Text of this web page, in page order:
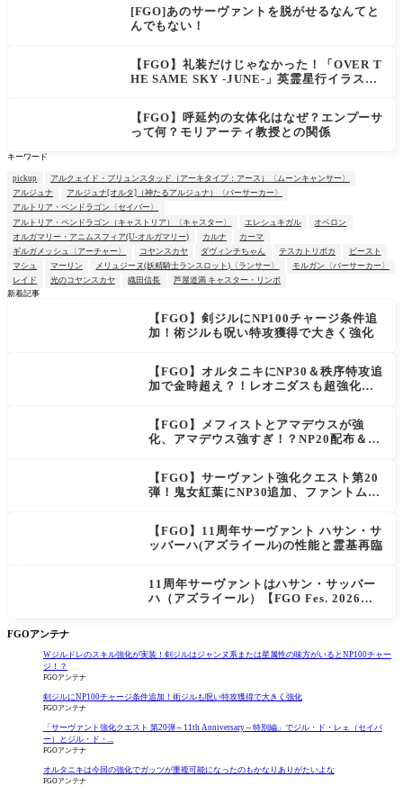
[FGO]あのサーヴァントを脱がせるなんてと
んでもない！
【FGO】礼装だけじゃなかった！「OVER T
HE SAME SKY -JUNE-」英霊星行イラスト
【FGO】呼延灼の女体化はなぜ？エンプーサ
って何？モリアーティ教授との関係
キーワード
pickup
アルクェイド・ブリュンスタッド（アーキタイプ：アース）〈ムーンキャンサー〉
アルジュナ
アルジュナ[オルタ]（神たるアルジュナ）〈バーサーカー〉
アルトリア・ペンドラゴン〈セイバー〉
アルトリア・ペンドラゴン（キャストリア）〈キャスター〉
エレシュキガル
オベロン
オルガマリー・アニムスフィア(U-オルガマリー)
カルナ
カーマ
ギルガメッシュ〈アーチャー〉
コヤンスカヤ ダヴィンチちゃん テスカトリポカ
ビースト
マシュ
マーリン メリュジーヌ(妖精騎士ランスロット)〈ランサー〉
モルガン〈バーサーカー〉
レイド
光のコヤンスカヤ 織田信長
芦屋道満 キャスター・リンボ
新着記事
【FGO】剣ジルにNP100チャージ条件追
加！術ジルも呪い特攻獲得で大きく強化
【FGO】オルタニキにNP30＆秩序特攻追
加で金時超え？！レオニダスも超強化で
【FGO】メフィストとアマデウスが強
化、アマデウス強すぎ！？NP20配布＆Ar
【FGO】サーヴァント強化クエスト第20
弾！鬼女紅葉にNP30追加、ファントムも
【FGO】11周年サーヴァント ハサン・サ
ッバーハ(アズライール)の性能と霊基再臨
11周年サーヴァントはハサン・サッバー
ハ（アズライール）【FGO Fes. 2026】
FGOアンテナ
Wジルドレのスキル強化が実装！剣ジルはジャンヌ系または星属性の味方がいるとNP100チャー
ジ！？
FGOアンテナ
剣ジルにNP100チャージ条件追加！術ジルも呪い特攻獲得で大きく強化
FGOアンテナ
「サーヴァント強化クエスト 第20弾～11th Anniversary～特別編」でジル・ド・レェ（セイバ
ー）とジル・ド・...
FGOアンテナ
オルタニキは今回の強化でガッツが重複可能になったのもかなりありがたいよな
FGOアンテナ